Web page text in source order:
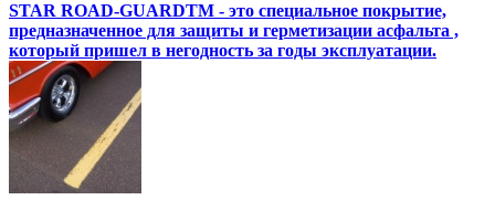
STAR ROAD-GUARDTM - это специальное покрытие,
предназначенное для защиты и герметизации асфальта ,
который пришел в негодность за годы эксплуатации.